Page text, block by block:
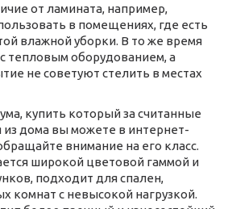
от ламината, например,
в помещениях, где есть
влажной уборки. В то же время
тепловым оборудованием, а
не советуют стелить в местах
купить который за считанные
дома вы можете в интернет-
внимание на его класс.
широкой цветовой гаммой и
подходит для спален,
комнат с невысокой нагрузкой.